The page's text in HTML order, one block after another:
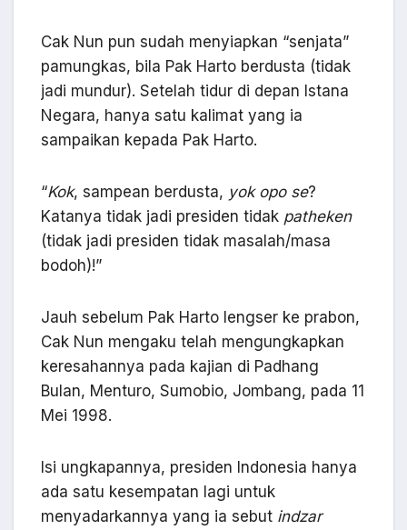
Cak Nun pun sudah menyiapkan “senjata”
pamungkas, bila Pak Harto berdusta (tidak
jadi mundur). Setelah tidur di depan Istana
Negara, hanya satu kalimat yang ia
sampaikan kepada Pak Harto.
“Kok, sampean berdusta, yok opo se?
Katanya tidak jadi presiden tidak patheken
(tidak jadi presiden tidak masalah/masa
bodoh)!”
Jauh sebelum Pak Harto lengser ke prabon,
Cak Nun mengaku telah mengungkapkan
keresahannya pada kajian di Padhang
Bulan, Menturo, Sumobio, Jombang, pada 11
Mei 1998.
Isi ungkapannya, presiden Indonesia hanya
ada satu kesempatan lagi untuk
menyadarkannya yang ia sebut indzar